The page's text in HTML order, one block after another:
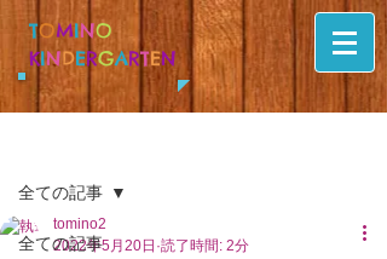
TOMINO
KINDERGARTEN
全ての記事
全ての記事
tomino2
2022年5月20日 読了時間: 2分